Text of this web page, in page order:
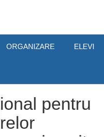
ORGANIZARE ELEVI
pentru